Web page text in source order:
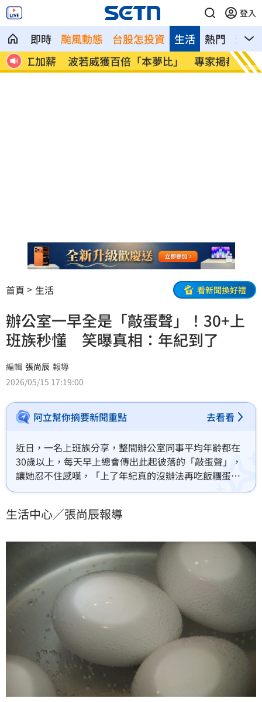
登入
即時 颱風動態 台股怎投資 熱門 影音
生活
薪
波若威獲百倍「本夢比」 專家揭都市傳
說
LINE
廢」
首頁 生活 看新聞換好禮
辦公室一早全是「敲蛋聲」！30+上
班族秒懂 笑曝真相：年紀到了
編輯 張尚辰 報導
2026/05/15 17:19:00
阿立幫你摘要新聞重點 去看看
近日，一名上班族分享，整間辦公室同事平均年齡都在
30歲以上，每天早上總會傳出此起彼落的「敲蛋聲」，
讓她忍不住感嘆，「上了年紀真的沒辦法再吃飯糰蛋餅
之類的早餐了。」貼文曝光後，引發大批網友共鳴，紛
醒的時候已經要下班了」。
生活中心／張尚辰報導